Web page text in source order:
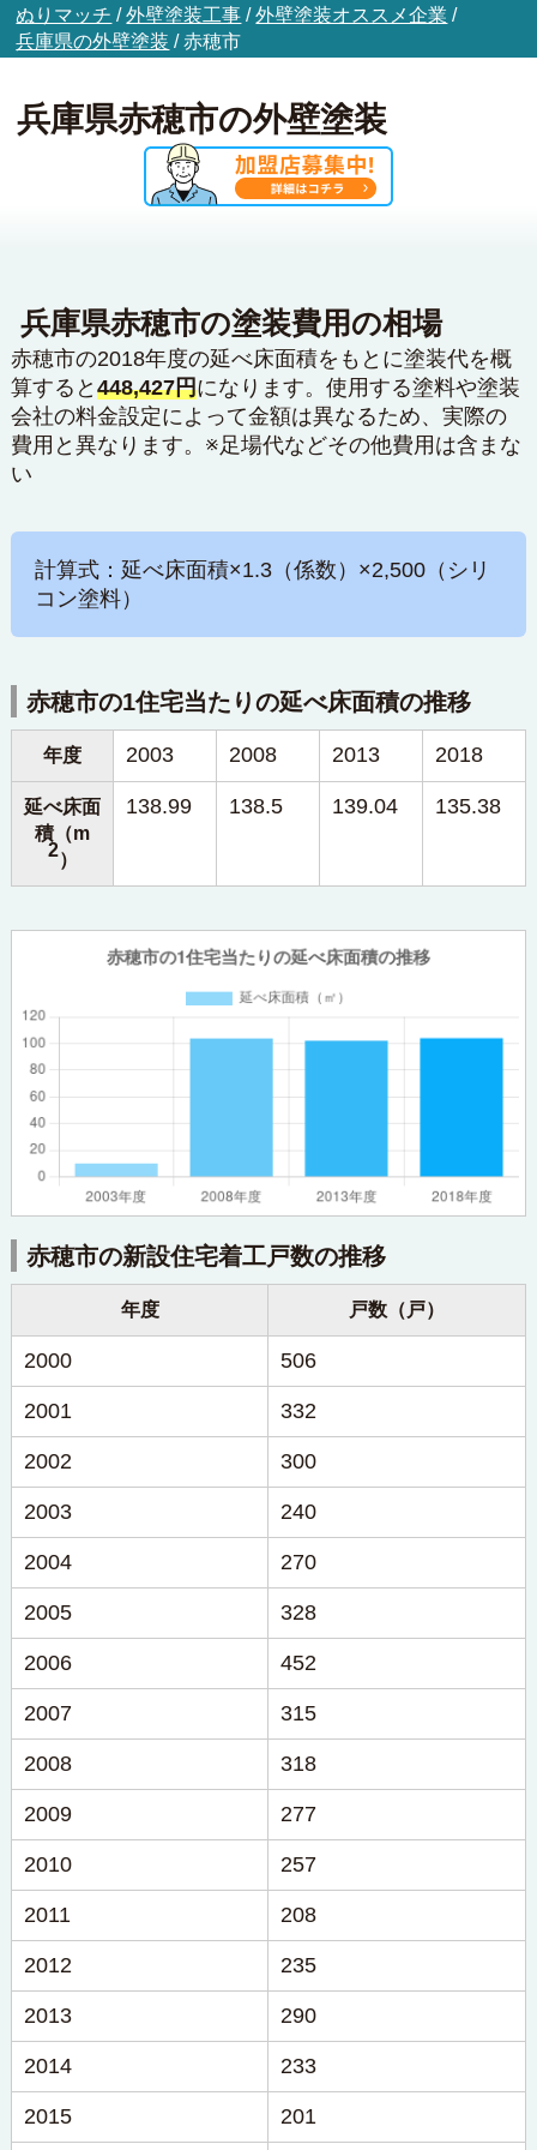
ぬりマッチ /外壁塗装工事 /外壁塗装オススメ企業 /
兵庫県の外壁塗装 /赤穂市
兵庫県赤穂市の外壁塗装
兵庫県赤穂市の塗装費用の相場
赤穂市の2018年度の延べ床面積をもとに塗装代を概
算すると 448,427円になります。使用する塗料や塗装
会社の料金設定によって金額は異なるため、実際の
費用と異なります。※足場代などその他費用は含まな
い
計算式：延べ床面積×1.3（係数）×2,500（シリ
コン塗料）
赤穂市の1住宅当たりの延べ床面積の推移
年度 2003 2008 2013 2018
延べ床面
積（m
2）
138.99 138.5 139.04 135.38
赤穂市の新設住宅着工戸数の推移
年度 戸数（戸）
2000 506
2001 332
2002 300
2003 240
2004 270
2005 328
2006 452
2007 315
2008 318
2009 277
2010 257
2011 208
2012 235
2013 290
2014 233
2015 201